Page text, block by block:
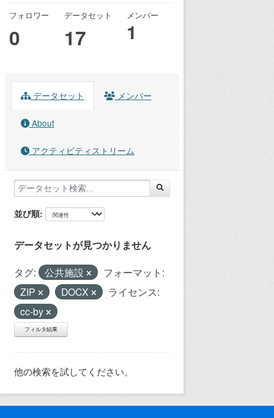
フォロワー
0
データセット
17
メンバー
1
データセット メンバー
About
アクティビティストリーム
並び順
データセットが見つかりません
タグ: 公共施設
フォーマット:
ZIP
DOCX
ライセンス:
cc-by
フィルタ結果
他の検索を試してください。